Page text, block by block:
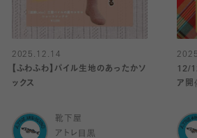
2025.12.14
【ふわふわ】パイル生地のあったかソ
ックス
靴下屋
アトレ目黒
12/
ア開